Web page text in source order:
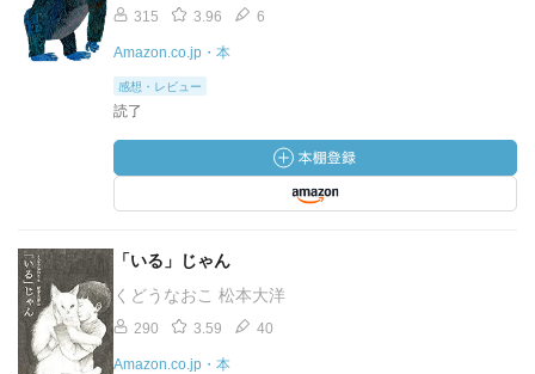
315 3.96 6
Amazon.co.jp・本
感想・レビュー
読了
「いる」じゃん
くどうなおこ 松本大洋
290 3.59 40
Amazon.co.jp・本